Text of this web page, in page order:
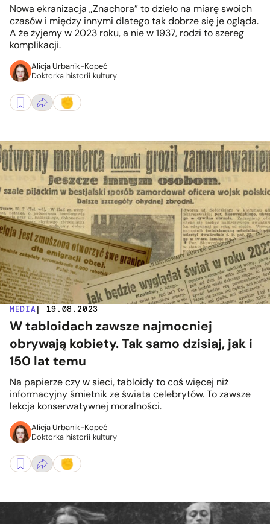
Nowa ekranizacja „Znachora” to dzieło na miarę swoich
czasów i między innymi dlatego tak dobrze się je ogląda.
A że żyjemy w 2023 roku, a nie w 1937, rodzi to szereg
komplikacji.
Alicja Urbanik-Kopeć
Doktorka historii kultury
MEDIA| 19.08.2023
W tabloidach zawsze najmocniej
obrywają kobiety. Tak samo dzisiaj, jak i
150 lat temu
Na papierze czy w sieci, tabloidy to coś więcej niż
informacyjny śmietnik ze świata celebrytów. To zawsze
lekcja konserwatywnej moralności.
Alicja Urbanik-Kopeć
Doktorka historii kultury